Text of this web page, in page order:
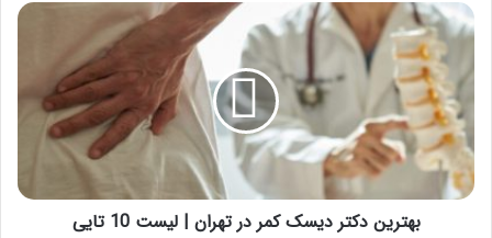
بهترین
دکتر
دیسک
کمر
در
تهران
|
لیست
10
بهترین دکتر دیسک کمر در تهران | لیست 10 تایی